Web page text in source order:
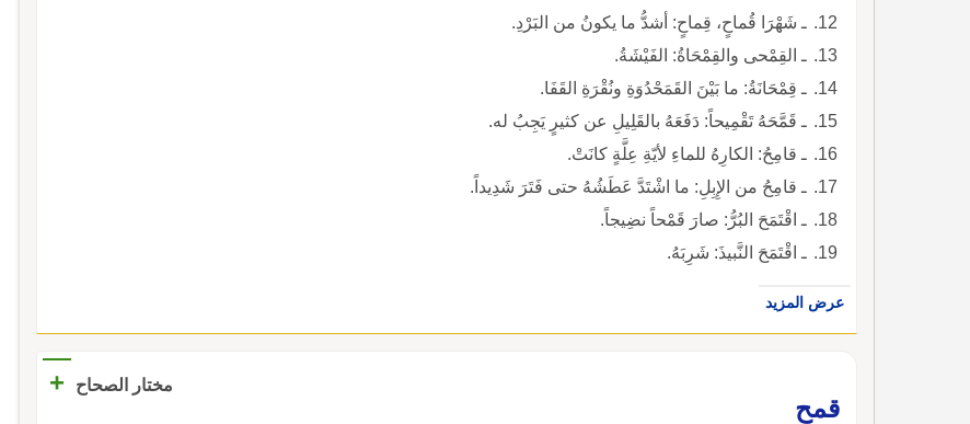
ـ شَهْرَا قُماحٍ، قِماحٍ: أشدُّ ما يكونُ من البَرْدِ.
ـ القِمْحى والقِمْحَاةُ: الفَيْشَةُ.
ـ قِمْحَانَةُ: ما بَيْنَ القَمَحْدُوَةِ ونُقْرَةِ القَفَا.
ـ قَمَّحَهُ تَقْمِيحاً: دَفَعَهُ بالقَلِيلِ عن كثيرٍ يَجِبُ له.
ـ قامِحُ: الكارِهُ للماءِ لأيّةِ عِلَّةٍ كانَتْ.
ـ قامِحُ من الإِبِلِ: ما اشْتَدَّ عَطَشُهُ حتى فَتَرَ شَدِيداً.
ـ اقْتَمَحَ البُرُّ: صارَ قَمْحاً نضِيجاً.
ـ اقْتَمَحَ النَّبيذَ: شَرِبَهُ.
عرض المزيد
مختار الصحاح
+
قمح